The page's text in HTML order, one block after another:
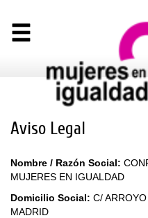
Aviso Legal
Nombre / Razón Social:
MUJERES EN IGUALDAD
Domicilio Social: C/
MADRID